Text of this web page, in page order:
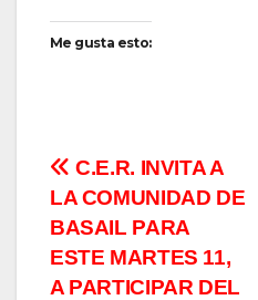
Me gusta esto:
Navegación
de
entradas
C.E.R. INVITA A
LA COMUNIDAD DE
BASAIL PARA
ESTE MARTES 11,
A PARTICIPAR DEL